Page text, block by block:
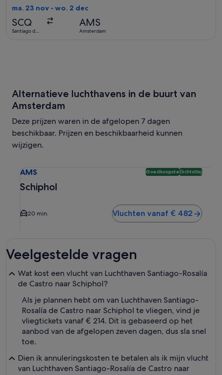
ma. 23 nov - wo. 2 dec
SCQ
Santiago de
AMS
Amsterdam
Alternatieve luchthavens in de buurt van
Amsterdam
Deze prijzen waren in de afgelopen 7 dagen
beschikbaar. Prijzen en beschikbaarheid kunnen
wijzigen.
AMS GoedkoopsteDichtstbij
Schiphol
20 min. Vluchten vanaf € 482
Veelgestelde vragen
Wat kost een vlucht van Luchthaven Santiago-Rosalía
de Castro naar Schiphol?
Als je plannen hebt om van Luchthaven Santiago-
Rosalía de Castro naar Schiphol te vliegen, vind je
vliegtickets vanaf € 214. Dit is gebaseerd op het
aanbod van de afgelopen zeven dagen, dus sla snel
toe.
Dien ik annuleringskosten te betalen als ik mijn vlucht
van Luchthaven Santiago-Rosalía de Castro naar